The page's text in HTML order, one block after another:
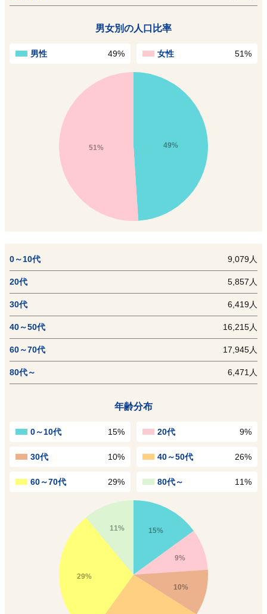
男女別の人口比率
男性 49% 女性 51%
49%
51%
0～10代 9,079人
20代 5,857人
30代 6,419人
40～50代 16,215人
60～70代 17,945人
80代～ 6,471人
年齢分布
0～10代 15% 20代 9%
30代 10% 40～50代 26%
60～70代 29% 80代～ 11%
15%
9%
10%
29%
11%